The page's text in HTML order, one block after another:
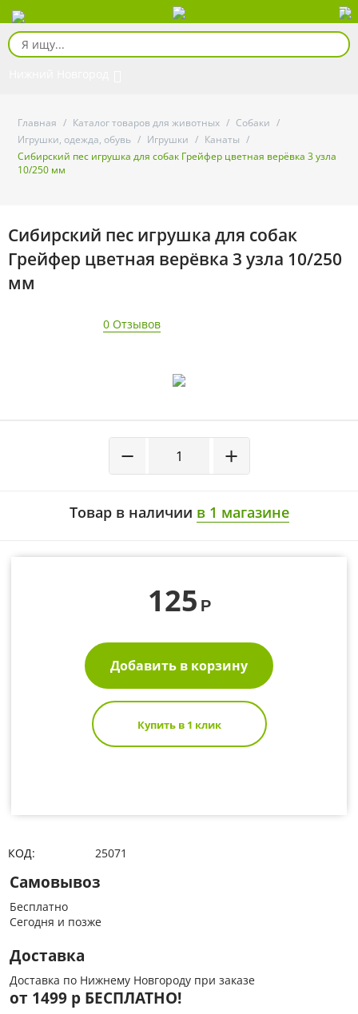
Главная / Каталог товаров для животных / Собаки /
Игрушки, одежда, обувь / Игрушки / Канаты /
Сибирский пес игрушка для собак Грейфер цветная верёвка 3 узла
10/250 мм
Сибирский пес игрушка для собак
Грейфер цветная верёвка 3 узла 10/250
мм
0 Отзывов
+
−
Товар в наличии в 1 магазине
125 Р
Добавить в корзину
Купить в 1 клик
КОД: 25071
Самовывоз
Бесплатно
Сегодня и позже
Доставка
Доставка по Нижнему Новгороду при заказе
от 1499 р БЕСПЛАТНО!